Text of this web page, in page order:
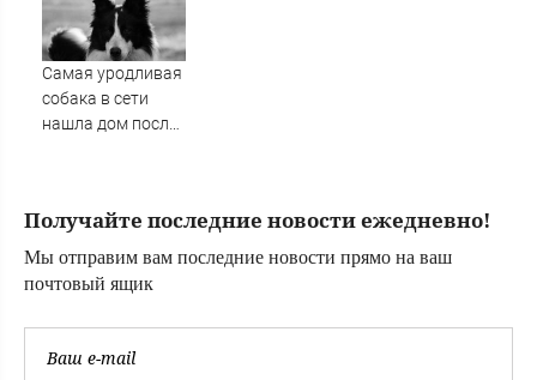
школьника
в Бурятии
Самая уродливая
собака в сети
нашла дом после
Получайте последние новости ежедневно!
Мы отправим вам последние новости прямо на ваш
почтовый ящик